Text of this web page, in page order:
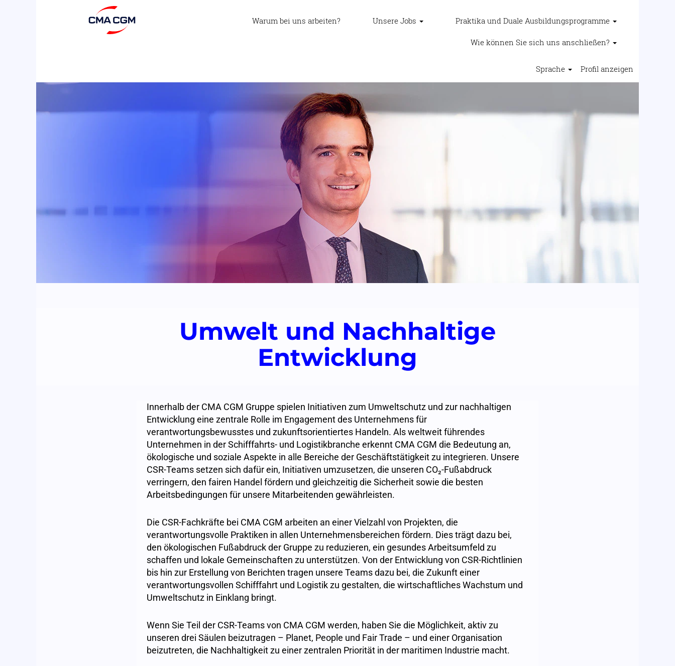
Warum bei uns arbeiten? Unsere Jobs Praktika und Duale Ausbildungsprogramme
Wie können Sie sich uns anschließen?
Sprache Profil anzeigen
Umwelt
nachhaltige
Umwelt und Nachhaltige
Entwicklung
Innerhalb der CMA CGM Gruppe spielen Initiativen zum Umweltschutz und zur nachhaltigen
Entwicklung eine zentrale Rolle im Engagement des Unternehmens für
verantwortungsbewusstes und zukunftsorientiertes Handeln. Als weltweit führendes
Unternehmen in der Schifffahrts- und Logistikbranche erkennt CMA CGM die Bedeutung an,
ökologische und soziale Aspekte in alle Bereiche der Geschäftstätigkeit zu integrieren. Unsere
CSR-Teams setzen sich dafür ein, Initiativen umzusetzen, die unseren CO₂-Fußabdruck
verringern, den fairen Handel fördern und gleichzeitig die Sicherheit sowie die besten
Arbeitsbedingungen für unsere Mitarbeitenden gewährleisten.
Die CSR-Fachkräfte bei CMA CGM arbeiten an einer Vielzahl von Projekten, die
verantwortungsvolle Praktiken in allen Unternehmensbereichen fördern. Dies trägt dazu bei,
den ökologischen Fußabdruck der Gruppe zu reduzieren, ein gesundes Arbeitsumfeld zu
schaffen und lokale Gemeinschaften zu unterstützen. Von der Entwicklung von CSR-Richtlinien
bis hin zur Erstellung von Berichten tragen unsere Teams dazu bei, die Zukunft einer
verantwortungsvollen Schifffahrt und Logistik zu gestalten, die wirtschaftliches Wachstum und
Umweltschutz in Einklang bringt.
Wenn Sie Teil der CSR-Teams von CMA CGM werden, haben Sie die Möglichkeit, aktiv zu
unseren drei Säulen beizutragen – Planet, People und Fair Trade – und einer Organisation
beizutreten, die Nachhaltigkeit zu einer zentralen Priorität in der maritimen Industrie macht.